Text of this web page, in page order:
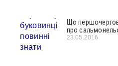
Що
про
23.05.2016